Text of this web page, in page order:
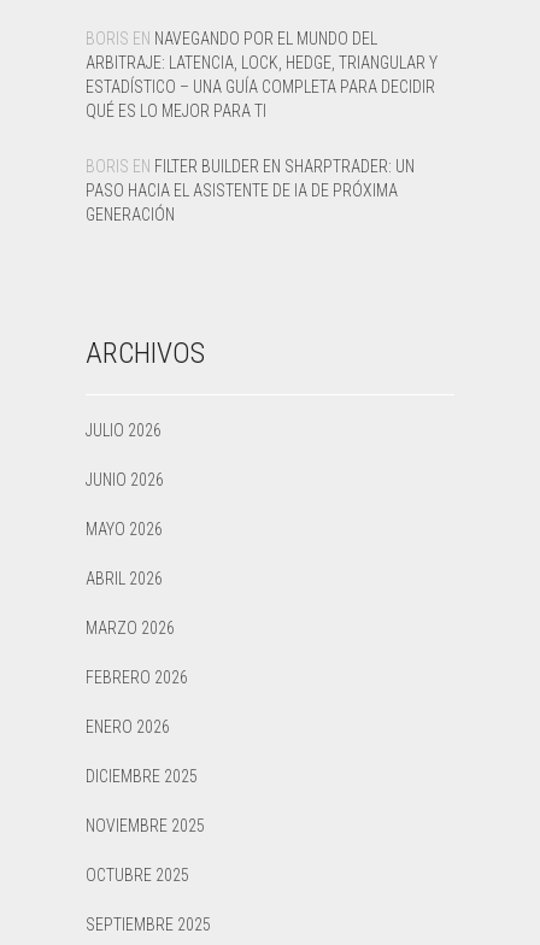
BORIS EN NAVEGANDO POR EL MUNDO DEL
ARBITRAJE: LATENCIA, LOCK, HEDGE, TRIANGULAR Y
ESTADÍSTICO – UNA GUÍA COMPLETA PARA DECIDIR
QUÉ ES LO MEJOR PARA TI
BORIS EN FILTER BUILDER EN SHARPTRADER: UN
PASO HACIA EL ASISTENTE DE IA DE PRÓXIMA
GENERACIÓN
ARCHIVOS
JULIO 2026
JUNIO 2026
MAYO 2026
ABRIL 2026
MARZO 2026
FEBRERO 2026
ENERO 2026
DICIEMBRE 2025
NOVIEMBRE 2025
OCTUBRE 2025
SEPTIEMBRE 2025